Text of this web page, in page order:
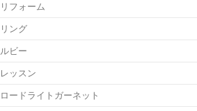
リフォーム
リング
ルビー
レッスン
ロードライトガーネット